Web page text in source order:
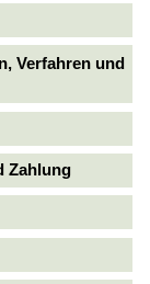
Verfahren und
Zahlung